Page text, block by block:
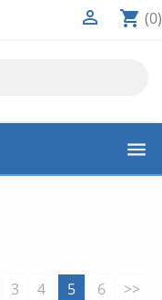
shopping_cart (0)

3 4 5 6 >>